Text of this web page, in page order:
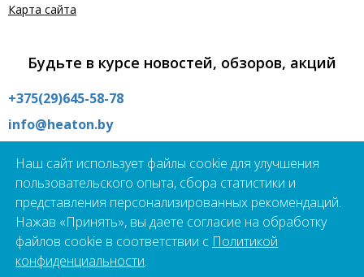
Карта сайта
Будьте в курсе новостей, обзоров, акций
+375(29)645-58-78
info@heaton.by
09:00 - 21:00 без выходных
Шоурум:
09:00 - 19:00 пн - пт
г.Минск, ул. Школьная 21А
Подпишись на наш чат-бот прямо сейчас!
Наш сайт использует файлы cookie для улучшения
пользовательского опыта, сбора статистики и
представления персонализированных рекомендаций.
Нажав «Принять», вы даете согласие на обработку
файлов cookie в соответствии с Политикой
конфиденциальности.